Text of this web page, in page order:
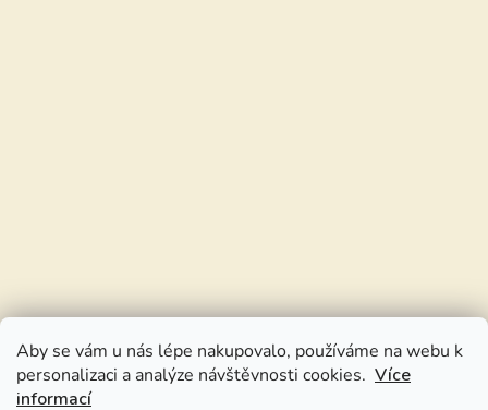
Aby se vám u nás lépe nakupovalo, používáme na webu k
personalizaci a analýze návštěvnosti cookies. Více
informací